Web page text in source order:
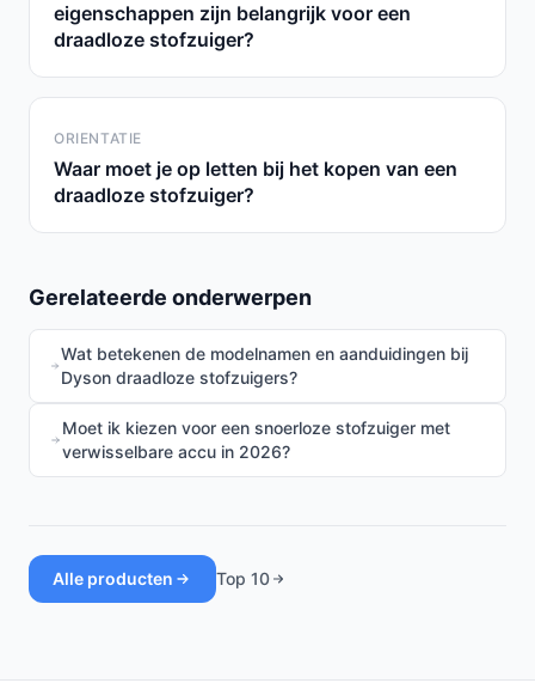
eigenschappen zijn belangrijk voor een
draadloze stofzuiger?
ORIENTATIE
Waar moet je op letten bij het kopen van een
draadloze stofzuiger?
Gerelateerde onderwerpen
Wat betekenen de modelnamen en aanduidingen bij
Dyson draadloze stofzuigers?
Moet ik kiezen voor een snoerloze stofzuiger met
verwisselbare accu in 2026?
Alle producten Top 10